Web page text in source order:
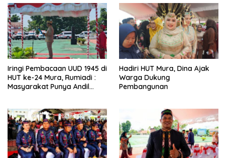
Iringi Pembacaan UUD 1945 di
HUT ke-24 Mura, Rumiadi :
Masyarakat Punya Andil
Hadiri HUT Mura, Dina Ajak
Warga Dukung
Pembangunan